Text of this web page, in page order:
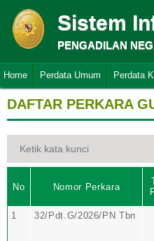
Sistem
PENGADILAN
Home Perdata Umum Perdata
DAFTAR PERKARA
No Nomor Perkara
1 32/Pdt.G/2026/PN Tbn